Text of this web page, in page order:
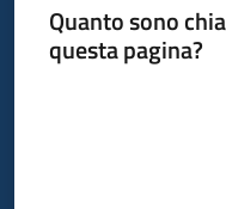
Quanto sono
questa pagina?